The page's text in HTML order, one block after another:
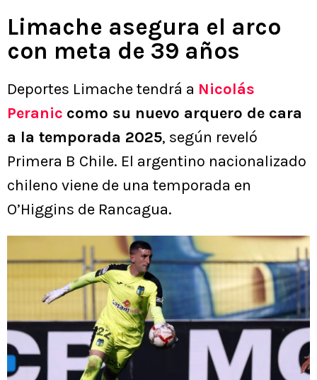
Limache asegura el arco
con meta de 39 años
Deportes Limache tendrá a Nicolás
Peranic como su nuevo arquero de cara
a la temporada 2025, según reveló
Primera B Chile. El argentino nacionalizado
chileno viene de una temporada en
O’Higgins de Rancagua.